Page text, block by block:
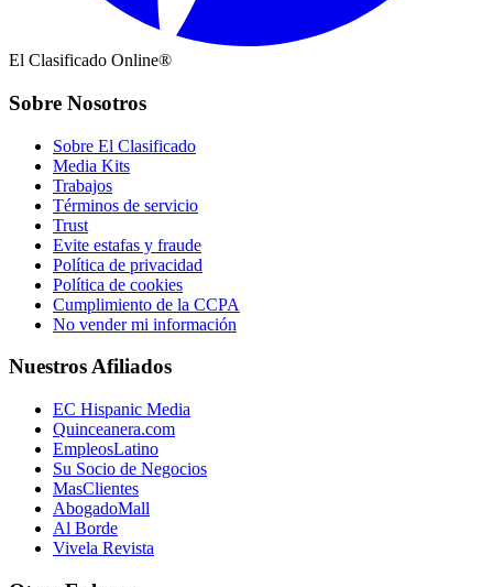
El Clasificado Online®
Sobre Nosotros
Sobre El Clasificado
Media Kits
Trabajos
Términos de servicio
Trust
Evite estafas y fraude
Política de privacidad
Política de cookies
Cumplimiento de la CCPA
No vender mi información
Nuestros Afiliados
EC Hispanic Media
Quinceanera.com
EmpleosLatino
Su Socio de Negocios
MasClientes
AbogadoMall
Al Borde
Vivela Revista